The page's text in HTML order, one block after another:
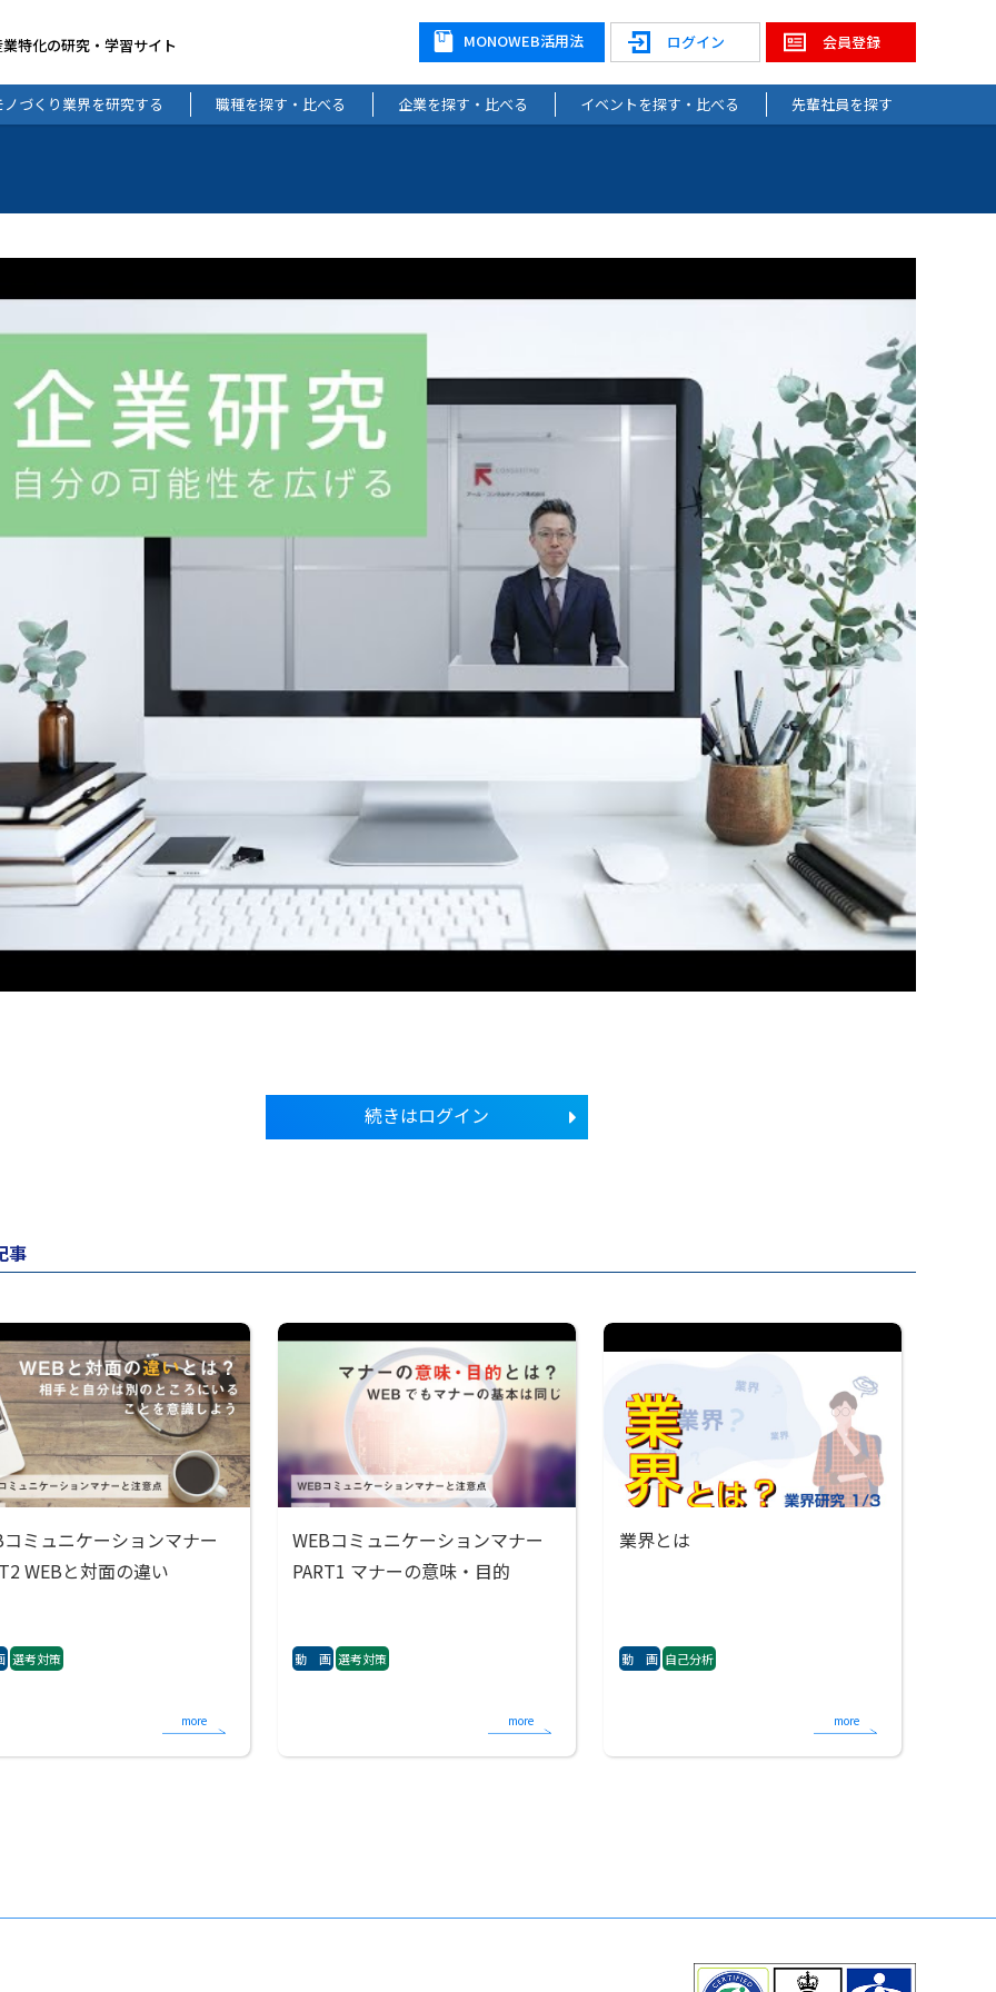
特化の研究・学習サイト 会員登録
ログイン
MONOWEB活用法
ノづくり業界を研究する 職種を探す・比べる 企業を探す・比べる イベントを探す・比べる 先輩社員を探す
続きはログイン
事
コミュニケーションマナー
WEBと対面の違い
選考対策
more
WEBコミュニケーションマナー
PART1 マナーの意味・目的
動 画 選考対策
more
業界とは
動 画 自己分析
more